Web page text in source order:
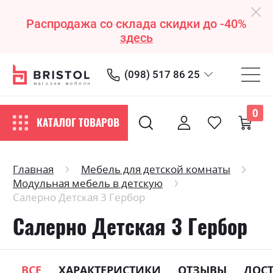
Распродажа со склада скидки до -40%
здесь
(098) 517 86 25
КАТАЛОГ ТОВАРОВ
0
Главная
Мебель для детской комнаты
Модульная мебель в детскую
Салерно Детская 3 Гербор
Салерно Детская 3 Гербор
ВСЕ ХАРАКТЕРИСТИКИ ОТЗЫВЫ